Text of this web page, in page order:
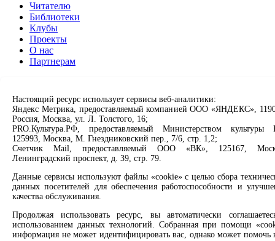
Читателю
Библиотеки
Клубы
Проекты
О нас
Партнерам
Продлить книгу
Спроси библиотекаря
Спроси краеведа
Оцените качество услуг
Направить обращение директору
Соцсети
Вконтакте
Одноклассники
Max
Rutube
Настоящий ресурс использует сервисы веб-аналитики:
Яндекс Метрика, предоставляемый компанией ООО «ЯНДЕКС»,
Россия, Москва, ул. Л. Толстого, 16;
PRO.Культура.РФ, предоставляемый Министерством культуры
125993, Москва, М. Гнездниковский пер., 7/6, стр. 1,2;
Счетчик Mail, предоставляемый ООО «ВК», 125167,
Ленинградский проспект, д. 39, стр. 79.
Данные сервисы используют файлы «cookie» с целью сбора
данных посетителей для обеспечения работоспособности и
качества обслуживания.
Продолжая использовать ресурс, вы автоматически
использованием данных технологий. Собранная при помощи
информация не может идентифицировать вас, однако может помочь